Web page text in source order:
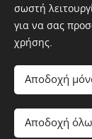
σωστή
για να σας
χρήσης.
Αποδοχή
Αποδοχή